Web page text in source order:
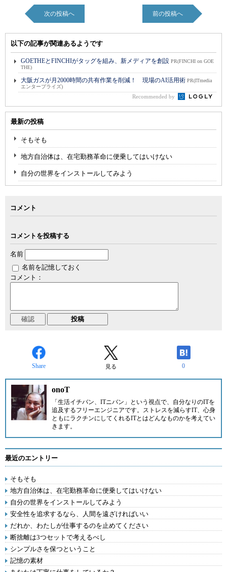
次の投稿へ 前の投稿へ
以下の記事が関連あるようです
GOETHEとFINCHIがタッグを組み、新メディアを創設 PR(FINCHI on GOE
THE)
大阪ガスが月2000時間の共有作業を削減！ 現場のAI活用術 PR(ITmedia
エンタープライズ)
Recommended by
最新の投稿
そもそも
地方自治体は、在宅勤務革命に便乗してはいけない
自分の世界をインストールしてみよう
コメント
コメントを投稿する
名前
名前を記憶しておく
コメント：
Share 見る 0
onoT
「生活イチバン、ITニバン」という視点で、自分なりのITを
追及するフリーエンジニアです。ストレスを減らすIT、心身
ともにラクチンにしてくれるITとはどんなものかを考えてい
きます。
最近のエントリー
そもそも
地方自治体は、在宅勤務革命に便乗してはいけない
自分の世界をインストールしてみよう
安全性を追求するなら、人間を遠ざければいい
だれか、わたしが仕事するのを止めてください
断捨離は3つセットで考えるべし
シンプルさを保つということ
記憶の素材